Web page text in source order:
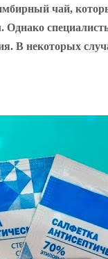
чай,
В некоторых